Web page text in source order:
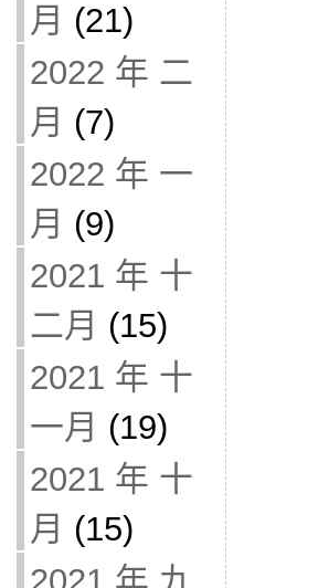
月 (21)
2022 年 二
月 (7)
2022 年 一
月 (9)
2021 年 十
二月 (15)
2021 年 十
一月 (19)
2021 年 十
月 (15)